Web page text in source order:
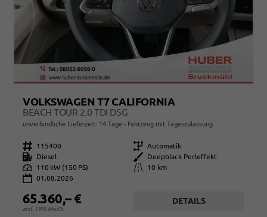
VOLKSWAGEN T7 CALIFORNIA
BEACH TOUR 2.0 TDI DSG
unverbindliche Lieferzeit: 14 Tage Fahrzeug mit Tageszulassung
Fahrzeugnr. 115400 Getriebe Automatik
Kraftstoff
Diesel Außenfarbe
Deepblack Perleffekt
Leistung
110 kW (150 PS) Kilometerstand
10 km
01.08.2026
65.360,– €
incl. 19% MwSt.
DETAILS